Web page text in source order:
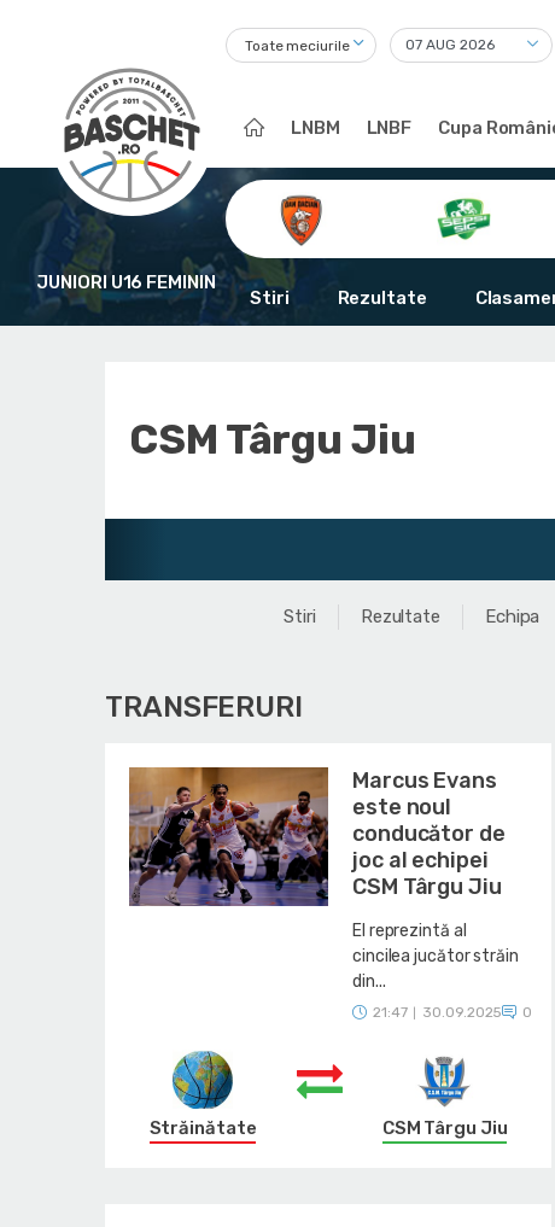
Toate meciurile
LNBM LNBF Cupa
JUNIORI U16 FEMININ
Stiri Rezultate
CSM Târgu Jiu
Stiri Rezultate Echipa
TRANSFERURI
Marcus Evans
este noul
conducător de
joc al echipei
CSM Târgu Jiu
El reprezintă al
cincilea jucător străin
din...
21:47 30.09.2025 0
Străinătate CSM Târgu Jiu